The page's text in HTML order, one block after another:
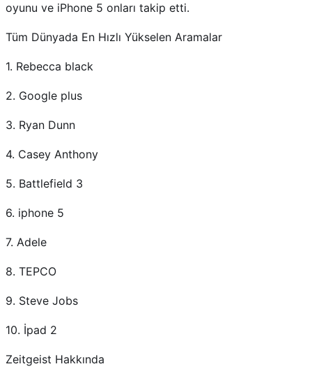
oyunu ve iPhone 5 onları takip etti.
Tüm Dünyada En Hızlı Yükselen Aramalar
1. Rebecca black
2. Google plus
3. Ryan Dunn
4. Casey Anthony
5. Battlefield 3
6. iphone 5
7. Adele
8. TEPCO
9. Steve Jobs
10. İpad 2
Zeitgeist Hakkında